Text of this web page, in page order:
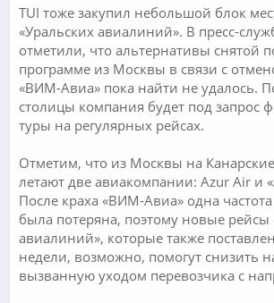
TUI тоже закупил небольшой блок
«Уральских авиалиний». В пресс-
отметили, что альтернативы снятой
программе из Москвы в связи с
«ВИМ-Авиа» пока найти не удалось.
столицы компания будет под запрос
туры на регулярных рейсах.
Отметим, что из Москвы на
летают две авиакомпании: Azur Air и
После краха «ВИМ-Авиа» одна
была потеряна, поэтому новые рейсы
авиалиний», которые также
недели, возможно, помогут снизить
вызванную уходом перевозчика с